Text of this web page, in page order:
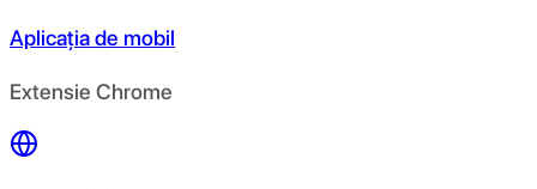
Aplicația de mobil
Extensie Chrome